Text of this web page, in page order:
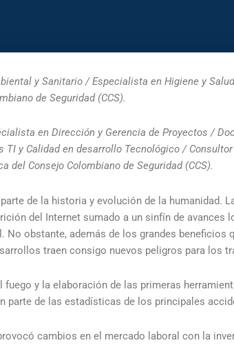
y Sanitario / Especialista en Higiene y
de Seguridad (CCS).
en Dirección y Gerencia de Proyectos /
TI y Calidad en desarrollo Tecnológico /
Consejo Colombiano de Seguridad (CCS).
de la historia y evolución de la humanidad.
del Internet sumado a un sinfín de avances
obstante, además de los grandes
traen consigo nuevos peligros para los
y la elaboración de las primeras
parte de las estadísticas de los principales
cambios en el mercado laboral con la